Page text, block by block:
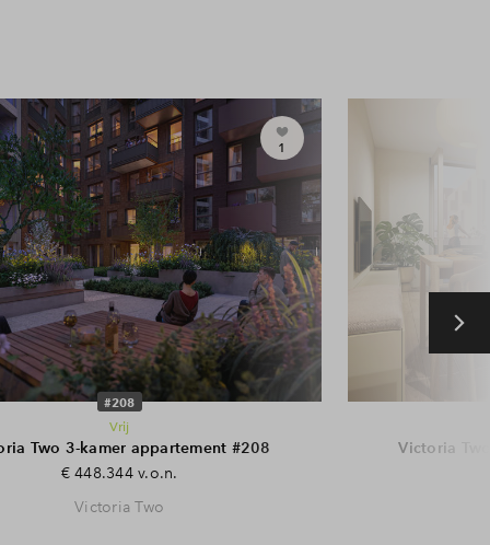
1
#208
Vrij
Two 3-kamer appartement #208
€ 448.344 v.o.n.
Victoria Two
Victoria